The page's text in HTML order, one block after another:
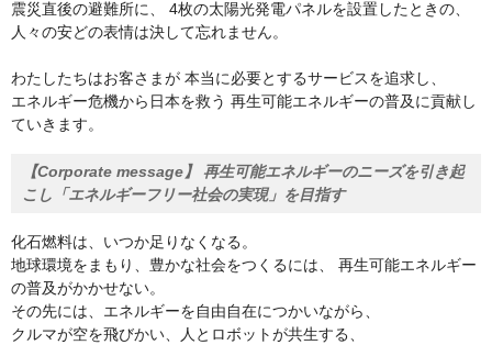
震災直後の避難所に、 4枚の太陽光発電パネルを設置したときの、
人々の安どの表情は決して忘れません。
わたしたちはお客さまが 本当に必要とするサービスを追求し、
エネルギー危機から日本を救う 再生可能エネルギーの普及に貢献し
ていきます。
【Corporate message】 再生可能エネルギーのニーズを引き起
こし「エネルギーフリー社会の実現」を目指す
化石燃料は、いつか足りなくなる。
地球環境をまもり、豊かな社会をつくるには、 再生可能エネルギー
の普及がかかせない。
その先には、エネルギーを自由自在につかいながら、
クルマが空を飛びかい、人とロボットが共生する、